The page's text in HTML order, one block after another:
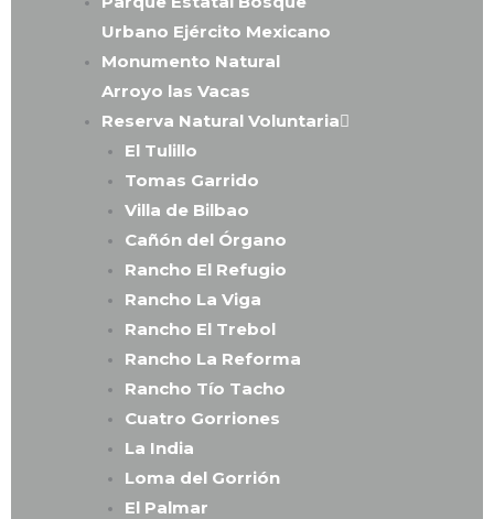
Urbano Ejército Mexicano
Monumento Natural
Arroyo las Vacas
Reserva Natural Voluntaria
El Tulillo
Tomas Garrido
Villa de Bilbao
Cañón del Órgano
Rancho El Refugio
Rancho La Viga
Rancho El Trebol
Rancho La Reforma
Rancho Tío Tacho
Cuatro Gorriones
La India
Loma del Gorrión
El Palmar